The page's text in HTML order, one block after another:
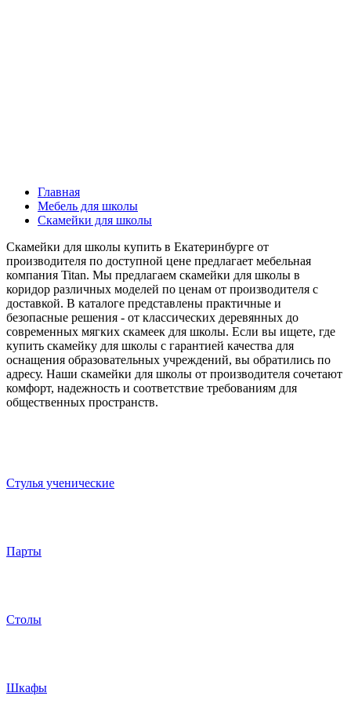
Главная
Мебель для школы
Скамейки для школы
Скамейки для школы купить в Екатеринбурге от
производителя по доступной цене предлагает мебельная
компания Titan. Мы предлагаем скамейки для школы в
коридор различных моделей по ценам от производителя с
доставкой. В каталоге представлены практичные и
безопасные решения - от классических деревянных до
современных мягких скамеек для школы. Если вы ищете, где
купить скамейку для школы с гарантией качества для
оснащения образовательных учреждений, вы обратились по
адресу. Наши скамейки для школы от производителя сочетают
комфорт, надежность и соответствие требованиям для
общественных пространств.
Стулья ученические
Парты
Столы
Шкафы